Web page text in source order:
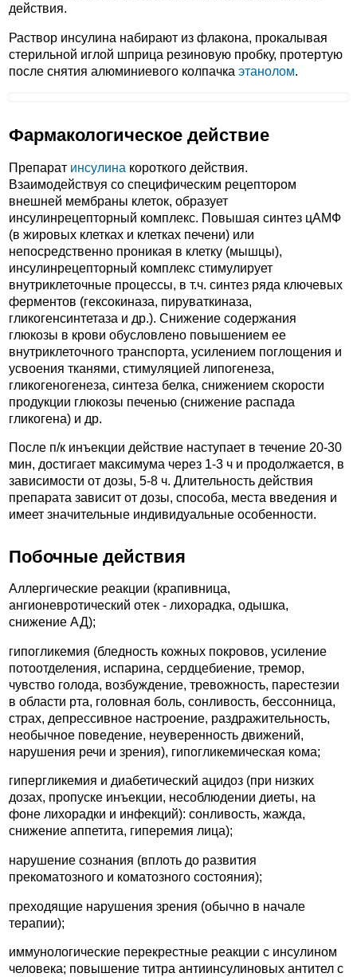
действия.
Раствор инсулина набирают из флакона, прокалывая
стерильной иглой шприца резиновую пробку, протертую
после снятия алюминиевого колпачка этанолом.
Фармакологическое действие
Препарат инсулина короткого действия.
Взаимодействуя со специфическим рецептором
внешней мембраны клеток, образует
инсулинрецепторный комплекс. Повышая синтез цАМФ
(в жировых клетках и клетках печени) или
непосредственно проникая в клетку (мышцы),
инсулинрецепторный комплекс стимулирует
внутриклеточные процессы, в т.ч. синтез ряда ключевых
ферментов (гексокиназа, пируваткиназа,
гликогенсинтетаза и др.). Снижение содержания
глюкозы в крови обусловлено повышением ее
внутриклеточного транспорта, усилением поглощения и
усвоения тканями, стимуляцией липогенеза,
гликогеногенеза, синтеза белка, снижением скорости
продукции глюкозы печенью (снижение распада
гликогена) и др.
После п/к инъекции действие наступает в течение 20-30
мин, достигает максимума через 1-3 ч и продолжается, в
зависимости от дозы, 5-8 ч. Длительность действия
препарата зависит от дозы, способа, места введения и
имеет значительные индивидуальные особенности.
Побочные действия
Аллергические реакции (крапивница,
ангионевротический отек - лихорадка, одышка,
снижение АД);
гипогликемия (бледность кожных покровов, усиление
потоотделения, испарина, сердцебиение, тремор,
чувство голода, возбуждение, тревожность, парестезии
в области рта, головная боль, сонливость, бессонница,
страх, депрессивное настроение, раздражительность,
необычное поведение, неуверенность движений,
нарушения речи и зрения), гипогликемическая кома;
гипергликемия и диабетический ацидоз (при низких
дозах, пропуске инъекции, несоблюдении диеты, на
фоне лихорадки и инфекций): сонливость, жажда,
снижение аппетита, гиперемия лица);
нарушение сознания (вплоть до развития
прекоматозного и коматозного состояния);
преходящие нарушения зрения (обычно в начале
терапии);
иммунологические перекрестные реакции с инсулином
человека; повышение титра антиинсулиновых антител с